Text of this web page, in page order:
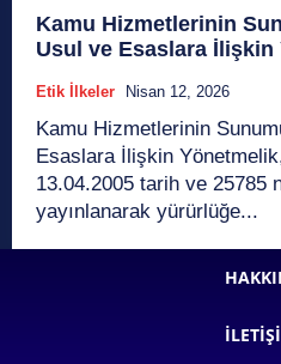
Kamu Hizmetlerinin
Usul ve Esaslara İlişkin
Etik İlkeler Nisan 12, 2026
Kamu Hizmetlerinin
Esaslara İlişkin
13.04.2005 tarih ve 25785
yayınlanarak yürürlüğe...